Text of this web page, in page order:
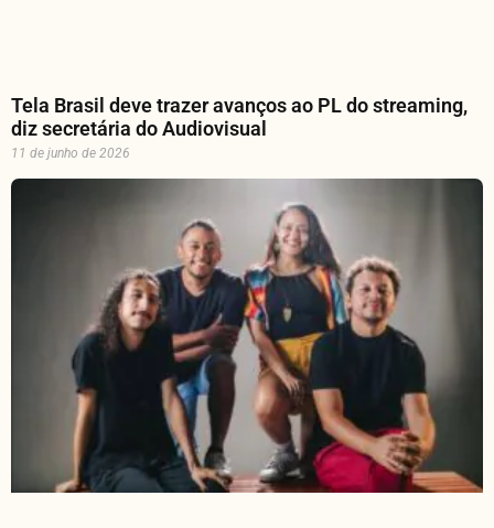
Tela Brasil deve trazer avanços ao PL do streaming,
diz secretária do Audiovisual
11 de junho de 2026